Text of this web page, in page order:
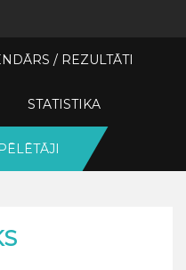
/ REZULTĀTI
STATISTIKA